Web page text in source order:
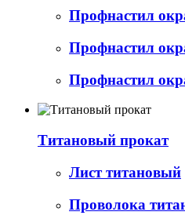
Профнастил
Профнастил
Профнастил
Титановый прокат
Лист титановый
Проволока